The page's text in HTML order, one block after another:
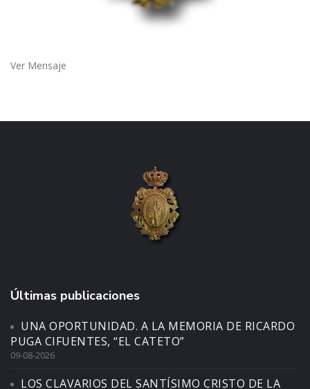
Ver Mensaje
Últimas publicaciones
UNA OPORTUNIDAD. A LA MEMORIA DE RICARDO
PUGA CIFUENTES, “EL CATETO”
09-08-2026
LOS CLAVARIOS DEL SANTÍSIMO CRISTO DE LA